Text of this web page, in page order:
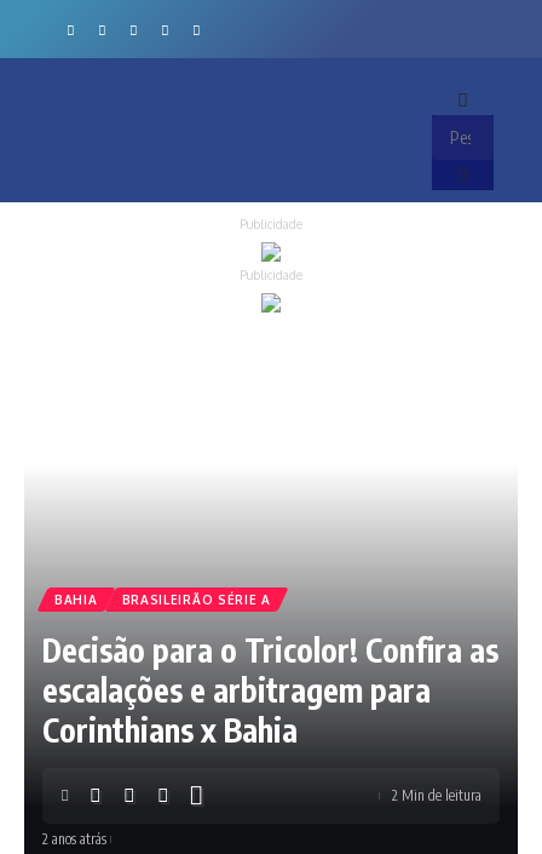
Publicidade
Publicidade
BAHIA BRASILEIRÃO SÉRIE A
Decisão para o Tricolor! Confira as
escalações e arbitragem para
Corinthians x Bahia
2 anos atrás
2 Min de leitura